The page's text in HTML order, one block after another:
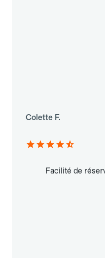
Colette F.
Facilité de